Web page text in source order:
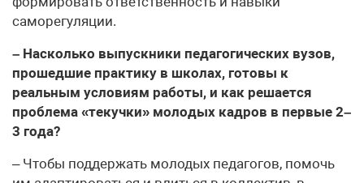
саморегуляции.
– Насколько выпускники педагогических вузов,
прошедшие практику в школах, готовы к
реальным условиям работы, и как решается
проблема «текучки» молодых кадров в первые 2–
3 года?
– Чтобы поддержать молодых педагогов, помочь